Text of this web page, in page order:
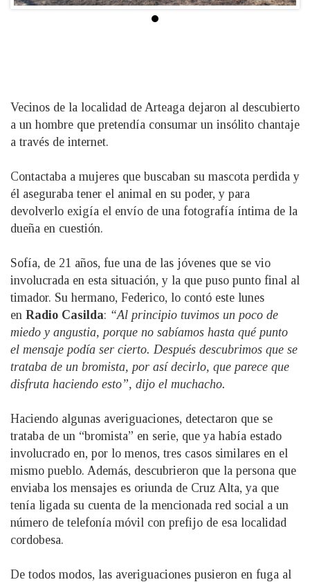
Vecinos de la localidad de Arteaga dejaron al descubierto
a un hombre que pretendía consumar un insólito chantaje
a través de internet.
Contactaba a mujeres que buscaban su mascota perdida y
él aseguraba tener el animal en su poder, y para
devolverlo exigía el envío de una fotografía íntima de la
dueña en cuestión.
Sofía, de 21 años, fue una de las jóvenes que se vio
involucrada en esta situación, y la que puso punto final al
timador. Su hermano, Federico, lo contó este lunes
en Radio Casilda: “Al principio tuvimos un poco de
miedo y angustia, porque no sabíamos hasta qué punto
el mensaje podía ser cierto. Después descubrimos que se
trataba de un bromista, por así decirlo, que parece que
disfruta haciendo esto”, dijo el muchacho.
Haciendo algunas averiguaciones, detectaron que se
trataba de un “bromista” en serie, que ya había estado
involucrado en, por lo menos, tres casos similares en el
mismo pueblo. Además, descubrieron que la persona que
enviaba los mensajes es oriunda de Cruz Alta, ya que
tenía ligada su cuenta de la mencionada red social a un
número de telefonía móvil con prefijo de esa localidad
cordobesa.
De todos modos, las averiguaciones pusieron en fuga al